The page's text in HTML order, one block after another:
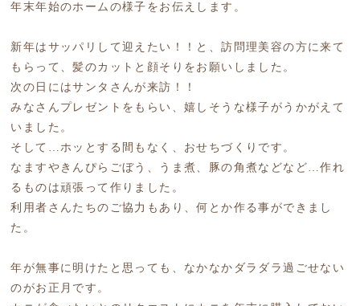
年末年始のホームの様子をお伝えします。
新年はサッパリして迎えたい！！と、訪問理美容の方に来て
もらって、髪のカットと顔そりをお願いしました。
次の日にはサンタさんが来訪！！
みなさんプレゼントをもらい、嬉しそうな様子がうかがえて
いました。
そして…ホッとする間もなく、おせちづくりです。
なますやきんぴらごぼう、うま煮、豚の角煮などなど…作れ
るものは頑張って作りました。
利用者さんたちのご協力もあり、何とか作る事ができまし
た。
年が無事に明けたと思っても、なかなかダラダラ過ごせない
のがお正月です。